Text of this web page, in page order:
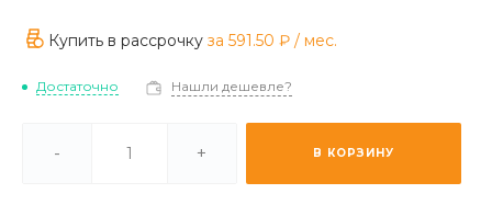
Купить в рассрочку за 591.50 ₽ / мес.
Достаточно Нашли дешевле?
- + В КОРЗИНУ